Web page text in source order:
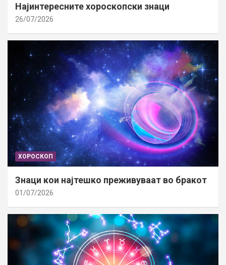
Најинтересните хороскопски знаци
26/07/2026
ХОРОСКОП
Знаци кои најтешко преживуваат во бракот
01/07/2026